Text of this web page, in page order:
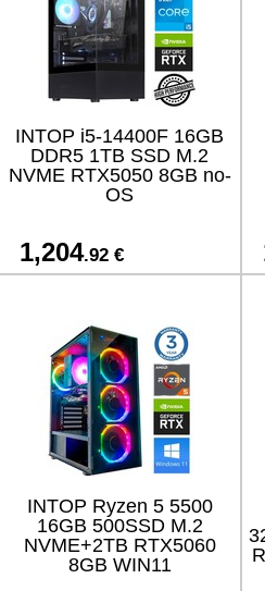
INTOP i5-14400F 16GB
DDR5 1TB SSD M.2
NVME RTX5050 8GB no-
OS
1,204.92 €
INTOP Ryzen 5 5500
16GB 500SSD M.2
NVME+2TB RTX5060
8GB WIN11